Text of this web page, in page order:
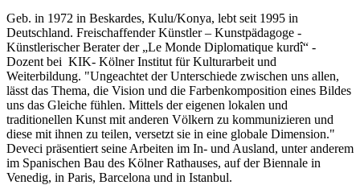
Geb. in 1972 in Beskardes, Kulu/Konya, lebt seit 1995 in
Deutschland. Freischaffender Künstler – Kunstpädagoge -
Künstlerischer Berater der „Le Monde Diplomatique kurdî“ -
Dozent bei KIK- Kölner Institut für Kulturarbeit und
Weiterbildung. "Ungeachtet der Unterschiede zwischen uns allen,
lässt das Thema, die Vision und die Farbenkomposition eines Bildes
uns das Gleiche fühlen. Mittels der eigenen lokalen und
traditionellen Kunst mit anderen Völkern zu kommunizieren und
diese mit ihnen zu teilen, versetzt sie in eine globale Dimension."
Deveci präsentiert seine Arbeiten im In- und Ausland, unter anderem
im Spanischen Bau des Kölner Rathauses, auf der Biennale in
Venedig, in Paris, Barcelona und in Istanbul.